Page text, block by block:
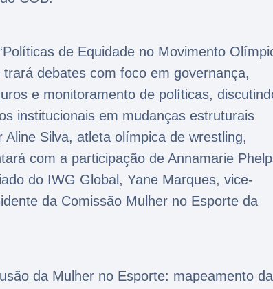
de Equidade no Movimento
debates com foco em governança,
e monitoramento de políticas,
institucionais em mudanças estruturais
Silva, atleta olímpica de wrestling,
com a participação de Annamarie
do IWG Global, Yane Marques, vice-
da Comissão Mulher no Esporte da
da Mulher no Esporte: mapeamento